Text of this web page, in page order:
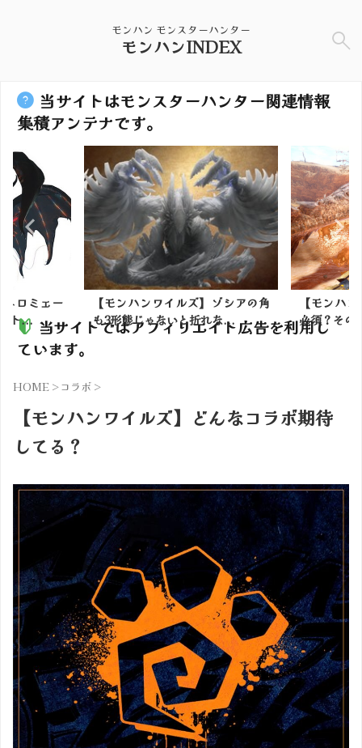
モンハン モンスターハンター
モンハンINDEX
当サイトはモンスターハンター関連情報
集積アンテナです。
ロミェー
ト...
【モンハンワイルズ】ゾシアの角
も3形態じゃないと折れな...
【モンハ
必須？その
当サイトではアフィリエイト広告を利用し
ています。
HOME >コラボ >
【モンハンワイルズ】どんなコラボ期待
してる？